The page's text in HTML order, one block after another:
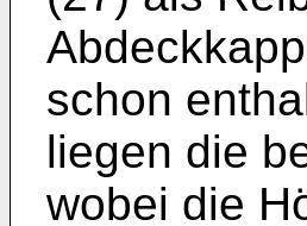
schon
liegen die
wobei die